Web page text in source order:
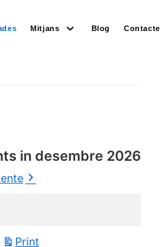
Mitjans Blog Contacte
in desembre 2026
Print